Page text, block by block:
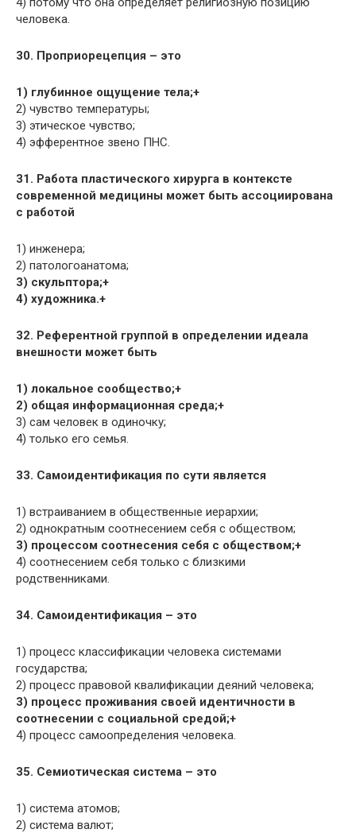
человека.
30. Проприорецепция – это
1) глубинное ощущение тела;+
2) чувство температуры;
3) этическое чувство;
4) эфферентное звено ПНС.
31. Работа пластического хирурга в контексте
современной медицины может быть ассоциирована
с работой
1) инженера;
2) патологоанатома;
3) скульптора;+
4) художника.+
32. Референтной группой в определении идеала
внешности может быть
1) локальное сообщество;+
2) общая информационная среда;+
3) сам человек в одиночку;
4) только его семья.
33. Самоидентификация по сути является
1) встраиванием в общественные иерархии;
2) однократным соотнесением себя с обществом;
3) процессом соотнесения себя с обществом;+
4) соотнесением себя только с близкими
родственниками.
34. Самоидентификация – это
1) процесс классификации человека системами
государства;
2) процесс правовой квалификации деяний человека;
3) процесс проживания своей идентичности в
соотнесении с социальной средой;+
4) процесс самоопределения человека.
35. Семиотическая система – это
1) система атомов;
2) система валют;